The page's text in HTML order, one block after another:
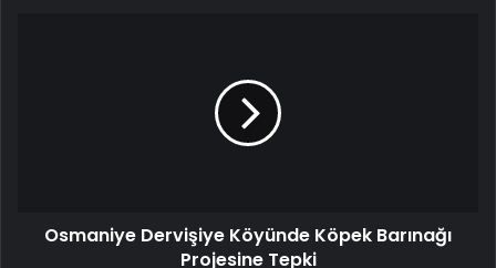
Osmaniye Dervişiye Köyünde Köpek Barınağı
Projesine Tepki